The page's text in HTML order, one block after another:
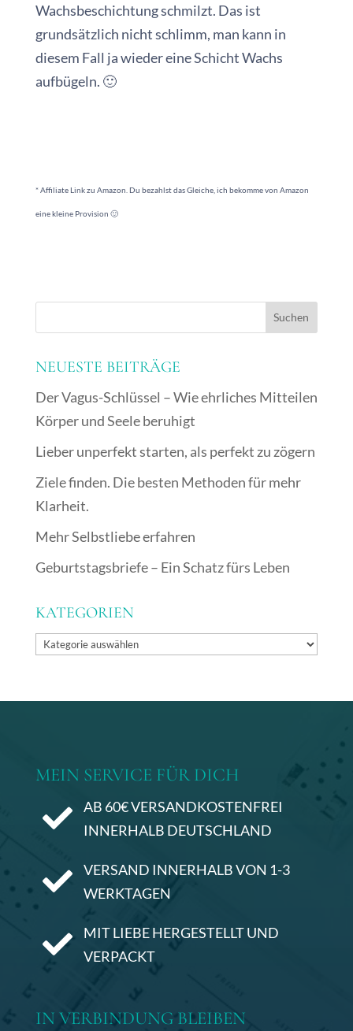
Wachsbeschichtung schmilzt. Das ist
grundsätzlich nicht schlimm, man kann in
diesem Fall ja wieder eine Schicht Wachs
aufbügeln. 🙂
* Affiliate Link zu Amazon. Du bezahlst das Gleiche, ich bekomme von Amazon
eine kleine Provision 🙂
NEUESTE BEITRÄGE
Der Vagus-Schlüssel – Wie ehrliches Mitteilen
Körper und Seele beruhigt
Lieber unperfekt starten, als perfekt zu zögern
Ziele finden. Die besten Methoden für mehr
Klarheit.
Mehr Selbstliebe erfahren
Geburtstagsbriefe – Ein Schatz fürs Leben
KATEGORIEN
Kategorien
MEIN SERVICE FÜR DICH

AB 60€ VERSANDKOSTENFREI
INNERHALB DEUTSCHLAND

VERSAND INNERHALB VON 1-3
WERKTAGEN

MIT LIEBE HERGESTELLT UND
VERPACKT
IN VERBINDUNG BLEIBEN